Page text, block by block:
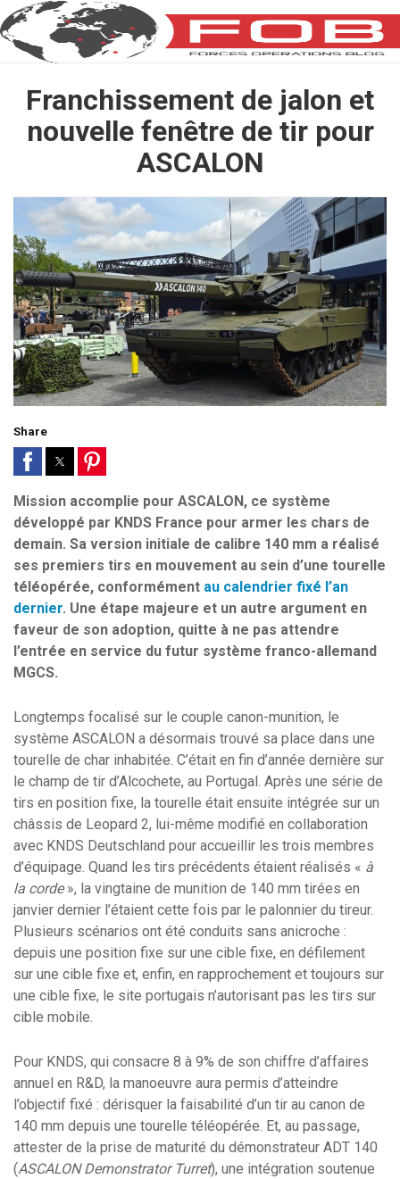
Franchissement de jalon et
nouvelle fenêtre de tir pour
ASCALON
Share
Mission accomplie pour ASCALON, ce système
développé par KNDS France pour armer les chars de
demain. Sa version initiale de calibre 140 mm a réalisé
ses premiers tirs en mouvement au sein d’une tourelle
téléopérée, conformément au calendrier fixé l’an
dernier. Une étape majeure et un autre argument en
faveur de son adoption, quitte à ne pas attendre
l’entrée en service du futur système franco-allemand
MGCS.
Longtemps focalisé sur le couple canon-munition, le
système ASCALON a désormais trouvé sa place dans une
tourelle de char inhabitée. C’était en fin d’année dernière sur
le champ de tir d’Alcochete, au Portugal. Après une série de
tirs en position fixe, la tourelle était ensuite intégrée sur un
châssis de Leopard 2, lui-même modifié en collaboration
avec KNDS Deutschland pour accueillir les trois membres
d’équipage. Quand les tirs précédents étaient réalisés « à
la corde», la vingtaine de munition de 140 mm tirées en
janvier dernier l’étaient cette fois par le palonnier du tireur.
Plusieurs scénarios ont été conduits sans anicroche :
depuis une position fixe sur une cible fixe, en défilement
sur une cible fixe et, enfin, en rapprochement et toujours sur
une cible fixe, le site portugais n’autorisant pas les tirs sur
cible mobile.
Pour KNDS, qui consacre 8 à 9% de son chiffre d’affaires
annuel en R&D, la manoeuvre aura permis d’atteindre
l’objectif fixé : dérisquer la faisabilité d’un tir au canon de
140 mm depuis une tourelle téléopérée. Et, au passage,
attester de la prise de maturité du démonstrateur ADT 140
(ASCALON Demonstrator Turret), une intégration soutenue